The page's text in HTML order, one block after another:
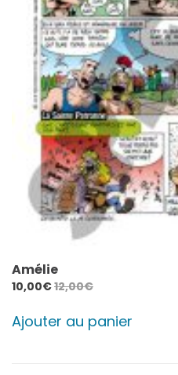
Amélie
10,00€12,00€
Ajouter au panier